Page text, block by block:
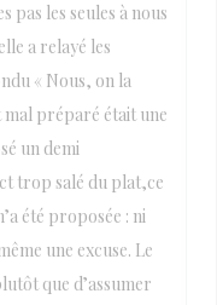
pas les seules à nous
a relayé les
« Nous, on la
mal préparé était une
un demi
trop salé du plat,ce
été proposée : ni
une excuse. Le
que d’assumer